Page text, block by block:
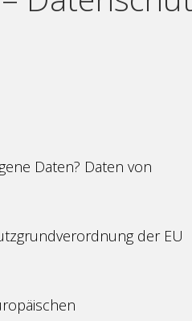
Daten? Daten von
der EU